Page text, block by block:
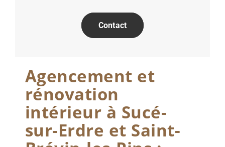
Contact
Agencement et
rénovation
intérieur à Sucé-
sur-Erdre et Saint-